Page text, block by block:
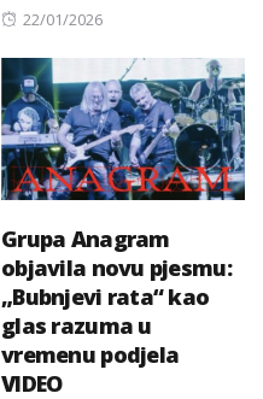
Posted
22/01/2026
Grupa Anagram
objavila novu pjesmu:
„Bubnjevi rata“ kao
glas razuma u
vremenu podjela
VIDEO